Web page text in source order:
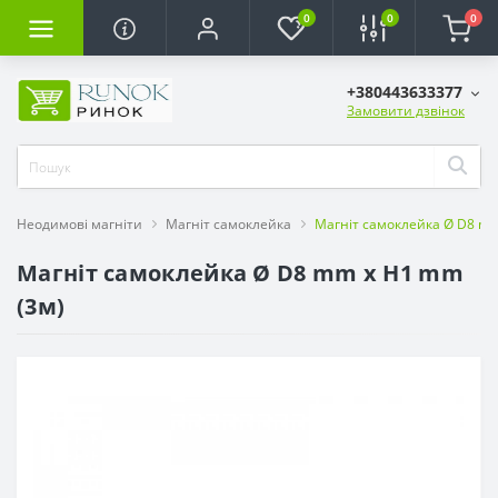
0 0 0
+380443633377
Замовити дзвінок
Неодимові магніти Магніт самоклейка Магніт самоклейка Ø D8
Магніт самоклейка Ø D8 mm х H1 mm
(3м)